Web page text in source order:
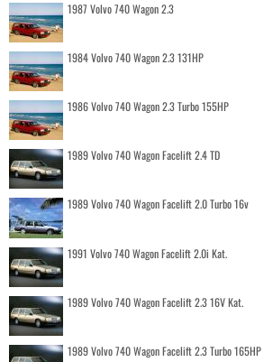
1987 Volvo 740 Wagon 2.3
1984 Volvo 740 Wagon 2.3 131HP
1986 Volvo 740 Wagon 2.3 Turbo 155HP
1989 Volvo 740 Wagon Facelift 2.4 TD
1989 Volvo 740 Wagon Facelift 2.0 Turbo 16v
1991 Volvo 740 Wagon Facelift 2.0i Kat.
1989 Volvo 740 Wagon Facelift 2.3 16V Kat.
1989 Volvo 740 Wagon Facelift 2.3 Turbo 165HP